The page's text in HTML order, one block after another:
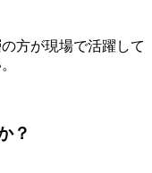
方が現場で活躍して
？